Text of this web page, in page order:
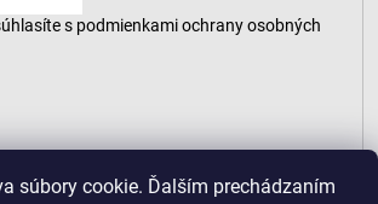
súbory cookie. Ďalším prechádzaním
s podmienkami ochrany osobných